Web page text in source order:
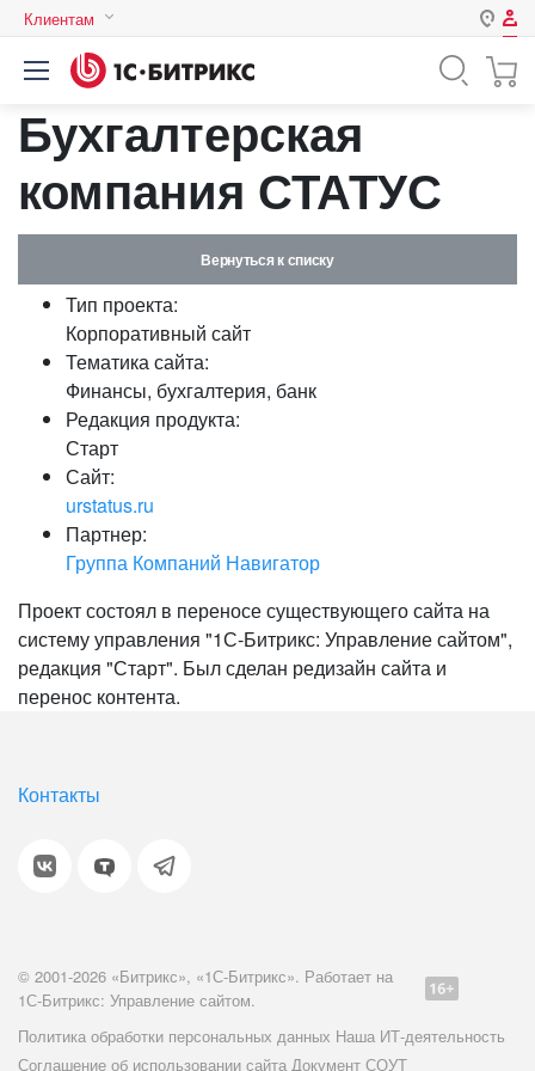
Клиентам
Авторизация
Логин
Пароль
Запомнить меня на этом
Забыли свой пароль?
Бухгалтерская
компания СТАТУС
Вернуться к списку
Тип проекта:
Корпоративный сайт
Тематика сайта:
Финансы, бухгалтерия, банк
Редакция продукта:
Старт
Сайт:
urstatus.ru
Партнер:
Группа Компаний Навигатор
Проект состоял в переносе существующего сайта на
систему управления "1С-Битрикс: Управление сайтом",
редакция "Старт". Был сделан редизайн сайта и
перенос контента.
Контакты
© 2001-2026 «Битрикс», «1С-Битрикс». Работает на
1С-Битрикс: Управление сайтом.
Политика обработки персональных данных Наша ИТ-деятельность
Соглашение об использовании сайта Документ СОУТ